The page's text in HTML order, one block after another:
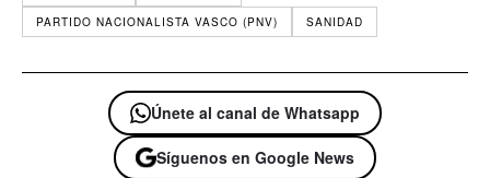
PARTIDO NACIONALISTA VASCO (PNV)
SANIDAD
Únete al canal de Whatsapp
Síguenos en Google News